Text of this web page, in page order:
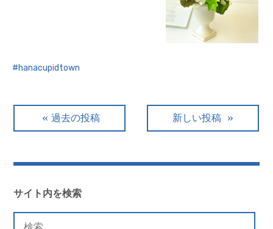
hanacupidtown
ナ
ビ
ゲ
過去の投稿 新しい投稿
サイト内を検索